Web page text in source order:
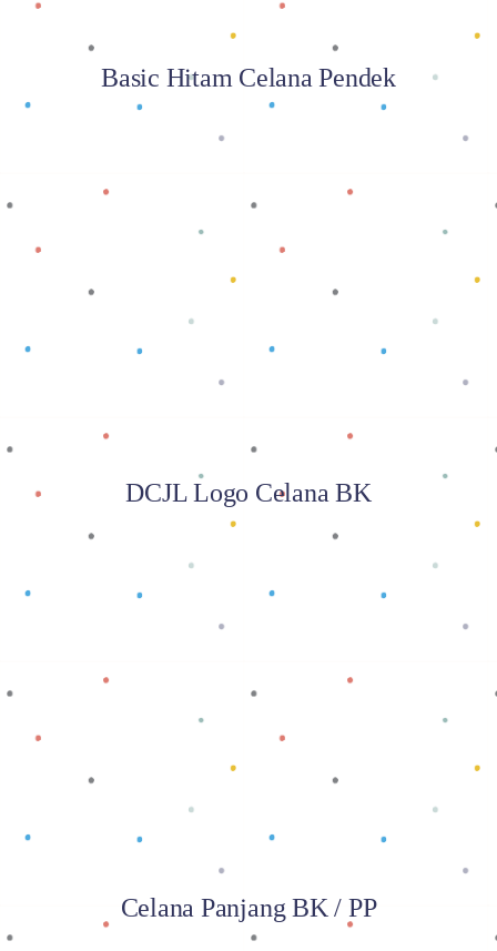
Basic Hitam Celana Pendek
Baca selengkapnya
DCJL Logo Celana BK
Baca selengkapnya
Celana Panjang BK / PP